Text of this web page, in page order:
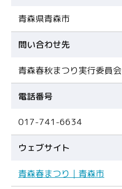
青森県青森市
問い合わせ先
青森春秋まつり実行委員会
電話番号
017-741-6634
ウェブサイト
青森春まつり｜青森市